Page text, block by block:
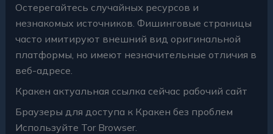
Остерегайтесь случайных ресурсов и
незнакомых источников. Фишинговые страницы
часто имитируют внешний вид оригинальной
платформы, но имеют незначительные отличия в
веб-адресе.
Кракен актуальная ссылка сейчас рабочий сайт
Браузеры для доступа к Кракен без проблем
Используйте Tor Browser.